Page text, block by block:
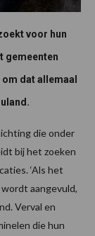
voor hun
gemeenten
dat allemaal
die onder
bij het zoeken
‘Als het
aangevuld,
Verval en
die hun